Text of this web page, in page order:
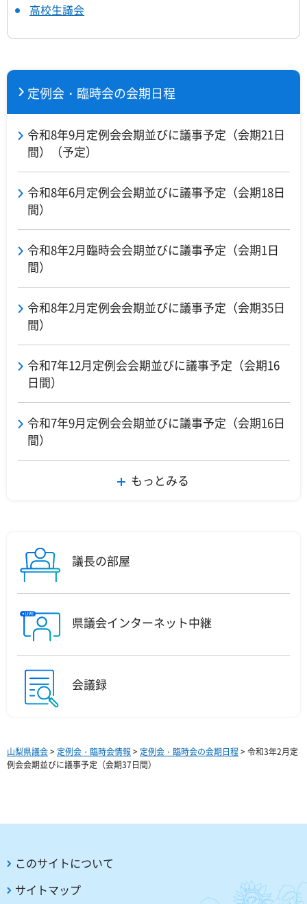
高校生議会
定例会・臨時会の会期日程
令和8年9月定例会会期並びに議事予定（会期21日
間）（予定）
令和8年6月定例会会期並びに議事予定（会期18日
間）
令和8年2月臨時会会期並びに議事予定（会期1日
間）
令和8年2月定例会会期並びに議事予定（会期35日
間）
令和7年12月定例会会期並びに議事予定（会期16
日間）
令和7年9月定例会会期並びに議事予定（会期16日
間）
もっとみる
議長の部屋
県議会インターネット中継
会議録
山梨県議会> 定例会・臨時会情報 > 定例会・臨時会の会期日程> 令和3年2月定
例会会期並びに議事予定（会期37日間）
このサイトについて
サイトマップ